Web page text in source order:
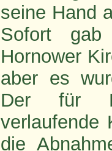
seine Hand
Sofort
Hornower
aber es
Der für
verlaufende
die